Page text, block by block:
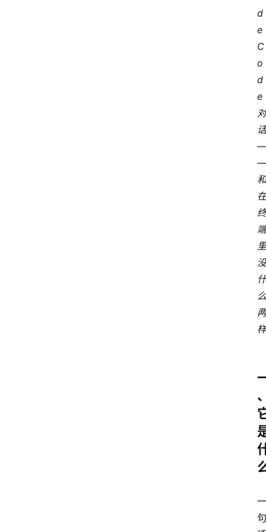
d
e
C
o
d
e
对
话
—
—
和
在
终
端
里
没
什
么
两
样
一
句